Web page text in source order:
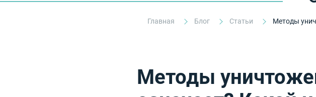
Главная Блог Статьи
Методы